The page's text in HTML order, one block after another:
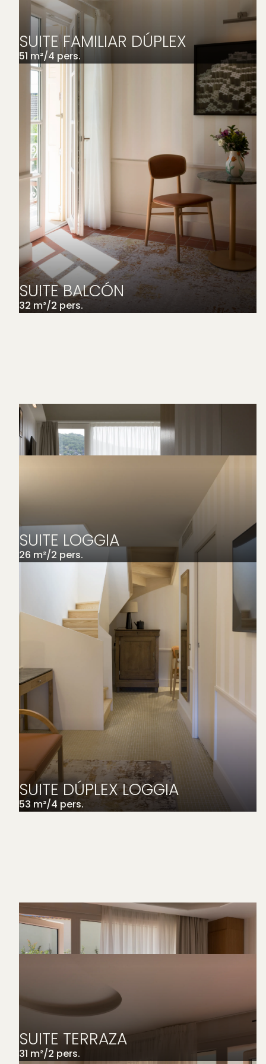
SUITE FAMILIAR DÚPLEX
51 m²/4 pers.
SUITE BALCÓN
32 m²/2 pers.
SUITE LOGGIA
26 m²/2 pers.
SUITE DÚPLEX LOGGIA
53 m²/4 pers.
SUITE TERRAZA
31 m²/2 pers.